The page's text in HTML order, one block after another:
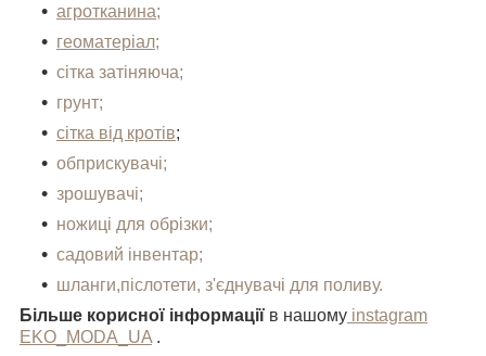
агротканина;
геоматеріал;
сітка затіняюча;
грунт;
сітка від кротів;
обприскувачі;
зрошувачі;
ножиці для обрізки;
садовий інвентар;
шланги,післотети, з'єднувачі для поливу.
Більше корисної інформації в нашому instagram
EKO_MODA_UA .